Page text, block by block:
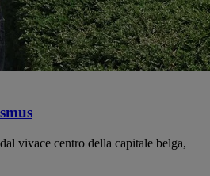
vivace centro della capitale belga,